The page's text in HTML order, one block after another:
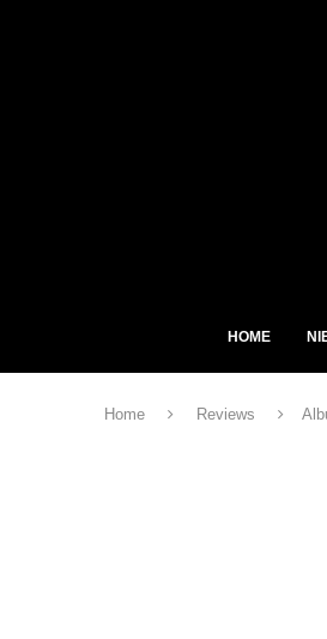
HOME
Home Reviews